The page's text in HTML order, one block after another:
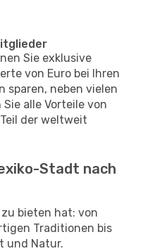
Sie exklusive
von Euro bei Ihren
sparen, neben vielen
alle Vorteile von
der weltweit
Stadt nach
zu bieten hat: von
Traditionen bis
und Natur.